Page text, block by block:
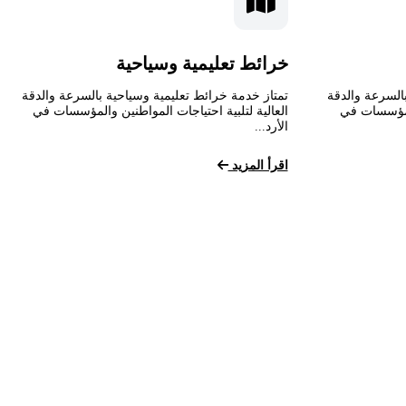
والدقة
في
خرائط تعليمية وسياحية
تمتاز خدمة خرائط تعليمية وسياحية بالسرعة والدقة
العالية لتلبية احتياجات المواطنين والمؤسسات في
الأرد...
اقرأ المزيد